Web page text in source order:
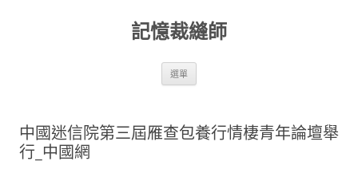
記憶裁縫師
選單
中國迷信院第三屆雁查包養行情棲青年論壇舉
行_中國網